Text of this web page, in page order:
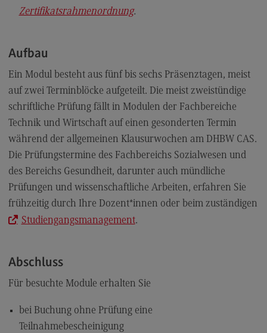
Zertifikatsrahmenordnung.
Aufbau
Ein Modul besteht aus fünf bis sechs Präsenztagen, meist
auf zwei Terminblöcke aufgeteilt. Die meist zweistündige
schriftliche Prüfung fällt in Modulen der Fachbereiche
Technik und Wirtschaft auf einen gesonderten Termin
während der allgemeinen Klausurwochen am DHBW CAS.
Die Prüfungstermine des Fachbereichs Sozialwesen und
des Bereichs Gesundheit, darunter auch mündliche
Prüfungen und wissenschaftliche Arbeiten, erfahren Sie
frühzeitig durch Ihre Dozent*innen oder beim zuständigen
Studiengangsmanagement.
Abschluss
Für besuchte Module erhalten Sie
bei Buchung ohne Prüfung eine
Teilnahmebescheinigung